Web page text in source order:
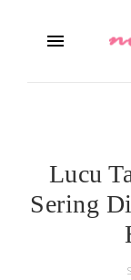
Lucu
Sering